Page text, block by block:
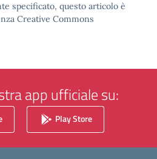
specificato, questo articolo è
Creative Commons
app ufficiale su:
Play Store